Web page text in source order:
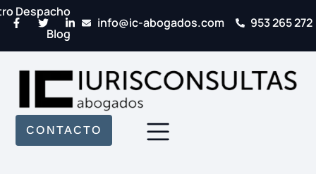
Despacho
Blog
info@ic-abogados.com 953 265 272
CONTACTO